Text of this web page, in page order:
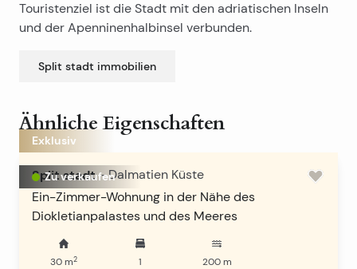
Touristenziel ist die Stadt mit den adriatischen Inseln
und der Apenninenhalbinsel verbunden.
Split stadt immobilien
Ähnliche Eigenschaften
Zu verkaufen
Exklusiv
Split stadt - Dalmatien Küste
Ein-Zimmer-Wohnung in der Nähe des
Diokletianpalastes und des Meeres
30 m2 1 200m